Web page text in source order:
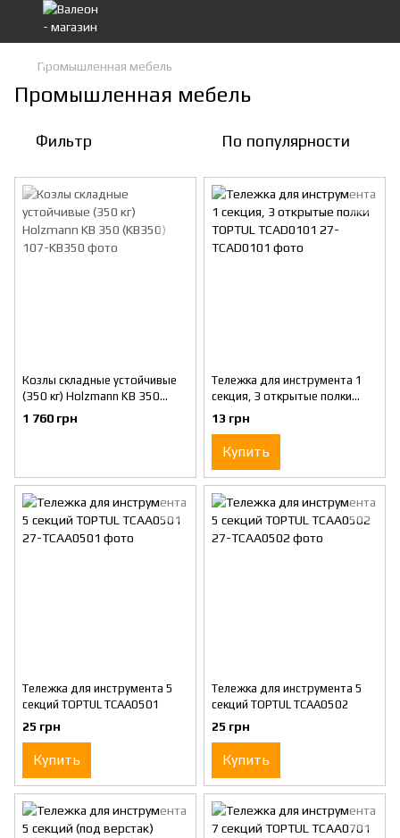
Промышленная мебель
Промышленная мебель
Фильтр По популярности
Козлы складные устойчивые
(350 кг) Holzmann KB 350
(KB350)
1 760 грн
Тележка для инструмента 1
секция, 3 открытые полки
TOPTUL TCAD0101
13 грн
Купить
Тележка для инструмента 5
секций TOPTUL TCAA0501
25 грн
Купить
Тележка для инструмента 5
секций TOPTUL TCAA0502
25 грн
Купить